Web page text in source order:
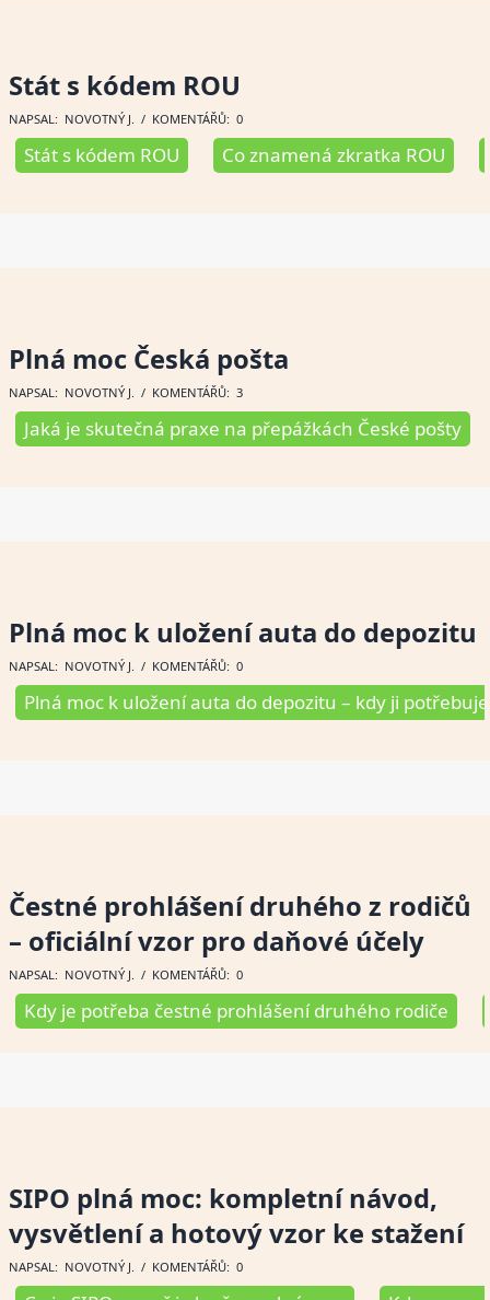
Stát s kódem ROU
NAPSAL: NOVOTNÝ J. / KOMENTÁŘŮ: 0
Stát s kódem ROU Co znamená zkratka ROU
Plná moc Česká pošta
NAPSAL: NOVOTNÝ J. / KOMENTÁŘŮ: 3
Jaká je skutečná praxe na přepážkách České pošty
Plná moc k uložení auta do depozitu
NAPSAL: NOVOTNÝ J. / KOMENTÁŘŮ: 0
Plná moc k uložení auta do depozitu – kdy ji
Čestné prohlášení druhého z rodičů
– oficiální vzor pro daňové účely
NAPSAL: NOVOTNÝ J. / KOMENTÁŘŮ: 0
Kdy je potřeba čestné prohlášení druhého rodiče
SIPO plná moc: kompletní návod,
vysvětlení a hotový vzor ke stažení
NAPSAL: NOVOTNÝ J. / KOMENTÁŘŮ: 0